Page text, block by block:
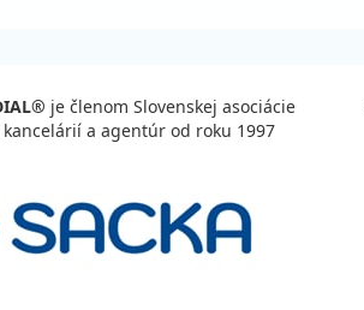
je členom Slovenskej asociácie
a agentúr od roku 1997